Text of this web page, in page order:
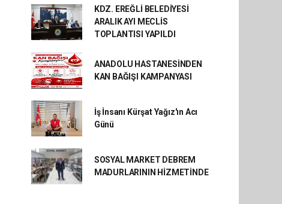
KDZ. EREĞLİ BELEDİYESİ
ARALIK AYI MECLİS
TOPLANTISI YAPILDI
ANADOLU HASTANESİNDEN
KAN BAĞIŞI KAMPANYASI
İş İnsanı Kürşat Yağız'ın Acı
Günü
SOSYAL MARKET DEBREM
MADURLARININ HİZMETİNDE